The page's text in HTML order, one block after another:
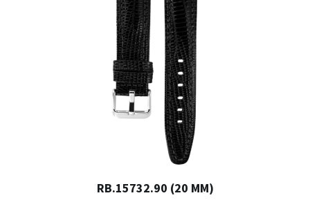
RB.15732.90 (20 MM)